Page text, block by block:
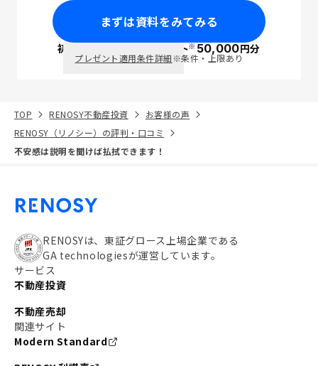
まずは資料をみてみる
初回面談で ポイント※50,000円分
プレゼント適用条件詳細※条件・上限あり
TOP RENOSY不動産投資
お客様の声
RENOSY（リノシー）の評判・口コミ
不安感は説明を聞けば払拭できます！
RENOSYは、東証グロース上場企業である
GA technologiesが運営しています。
サービス
不動産投資
不動産売却
関連サイト
Modern Standard